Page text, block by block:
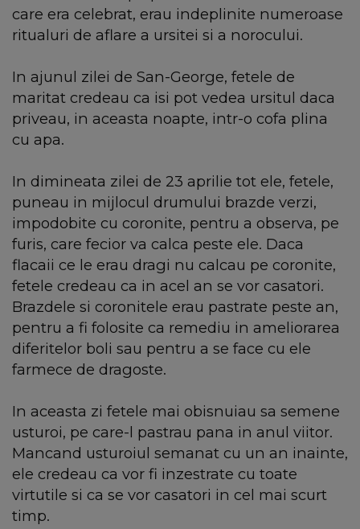
care era celebrat, erau indeplinite numeroase
ritualuri de aflare a ursitei si a norocului.
In ajunul zilei de San-George, fetele de
maritat credeau ca isi pot vedea ursitul daca
priveau, in aceasta noapte, intr-o cofa plina
cu apa.
In dimineata zilei de 23 aprilie tot ele, fetele,
puneau in mijlocul drumului brazde verzi,
impodobite cu coronite, pentru a observa, pe
furis, care fecior va calca peste ele. Daca
flacaii ce le erau dragi nu calcau pe coronite,
fetele credeau ca in acel an se vor casatori.
Brazdele si coronitele erau pastrate peste an,
pentru a fi folosite ca remediu in ameliorarea
diferitelor boli sau pentru a se face cu ele
farmece de dragoste.
In aceasta zi fetele mai obisnuiau sa semene
usturoi, pe care-l pastrau pana in anul viitor.
Mancand usturoiul semanat cu un an inainte,
ele credeau ca vor fi inzestrate cu toate
virtutile si ca se vor casatori in cel mai scurt
timp.